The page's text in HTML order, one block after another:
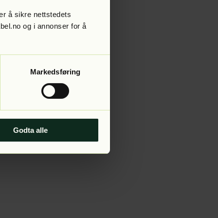
å sikre nettstedets
og i annonser for å
Markedsføring
Godta alle